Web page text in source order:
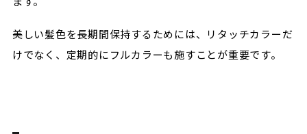
美しい髪色を長期間保持するためには、リタッチカラーだ
けでなく、定期的にフルカラーも施すことが重要です。